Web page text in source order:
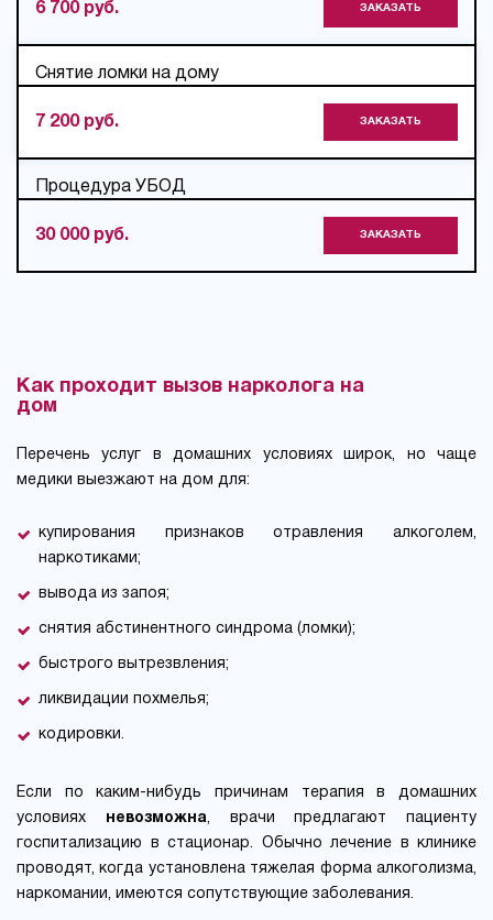
6 700 руб. ЗАКАЗАТЬ
Снятие ломки на дому
7 200 руб. ЗАКАЗАТЬ
Процедура УБОД
30 000 руб. ЗАКАЗАТЬ
Как проходит вызов нарколога на
дом
Перечень услуг в домашних условиях широк, но чаще
медики выезжают на дом для:
купирования признаков отравления алкоголем,
наркотиками;
вывода из запоя;
снятия абстинентного синдрома (ломки);
быстрого вытрезвления;
ликвидации похмелья;
кодировки.
Если по каким-нибудь причинам терапия в домашних
условиях
невозможна, врачи предлагают пациенту
госпитализацию в стационар. Обычно лечение в клинике
проводят, когда установлена тяжелая форма алкоголизма,
наркомании, имеются сопутствующие заболевания.